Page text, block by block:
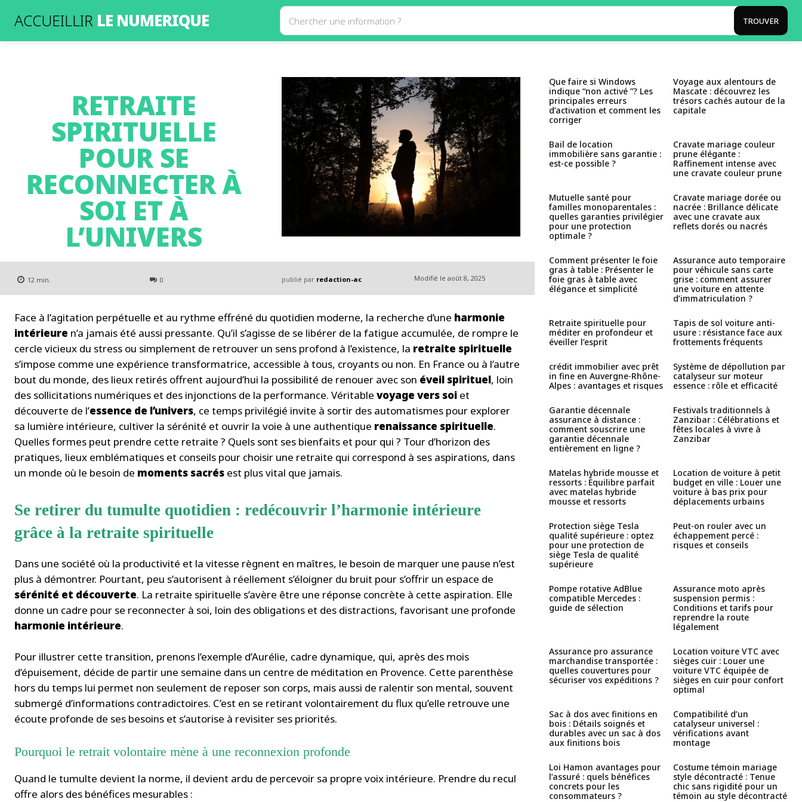
ACCUEILLIR LE NUMERIQUE Chercher une information ? TROUVER
RETRAITE
SPIRITUELLE
POUR SE
RECONNECTER À
SOI ET À
L’UNIVERS
12 min. 0 publié par redaction-ac Modifié le août 8, 2025
Face à l’agitation perpétuelle et au rythme effréné du quotidien moderne, la recherche d’une harmonie
intérieure n’a jamais été aussi pressante. Qu’il s’agisse de se libérer de la fatigue accumulée, de rompre le
cercle vicieux du stress ou simplement de retrouver un sens profond à l’existence, la retraite spirituelle
s’impose comme une expérience transformatrice, accessible à tous, croyants ou non. En France ou à l’autre
bout du monde, des lieux retirés offrent aujourd’hui la possibilité de renouer avec son éveil spirituel, loin
des sollicitations numériques et des injonctions de la performance. Véritable voyage vers soi et
découverte de l’essence de l’univers, ce temps privilégié invite à sortir des automatismes pour explorer
sa lumière intérieure, cultiver la sérénité et ouvrir la voie à une authentique renaissance spirituelle.
Quelles formes peut prendre cette retraite ? Quels sont ses bienfaits et pour qui ? Tour d’horizon des
pratiques, lieux emblématiques et conseils pour choisir une retraite qui correspond à ses aspirations, dans
un monde où le besoin de moments sacrés est plus vital que jamais.
Se retirer du tumulte quotidien : redécouvrir l’harmonie intérieure
grâce à la retraite spirituelle
Dans une société où la productivité et la vitesse règnent en maîtres, le besoin de marquer une pause n’est
plus à démontrer. Pourtant, peu s’autorisent à réellement s’éloigner du bruit pour s’offrir un espace de
sérénité et découverte. La retraite spirituelle s’avère être une réponse concrète à cette aspiration. Elle
donne un cadre pour se reconnecter à soi, loin des obligations et des distractions, favorisant une profonde
harmonie intérieure.
Pour illustrer cette transition, prenons l’exemple d’Aurélie, cadre dynamique, qui, après des mois
d’épuisement, décide de partir une semaine dans un centre de méditation en Provence. Cette parenthèse
hors du temps lui permet non seulement de reposer son corps, mais aussi de ralentir son mental, souvent
submergé d’informations contradictoires. C’est en se retirant volontairement du flux qu’elle retrouve une
écoute profonde de ses besoins et s’autorise à revisiter ses priorités.
Pourquoi le retrait volontaire mène à une reconnexion profonde
Quand le tumulte devient la norme, il devient ardu de percevoir sa propre voix intérieure. Prendre du recul
offre alors des bénéfices mesurables :
Que faire si Windows
indique “non activé ”? Les
principales erreurs
d’activation et comment les
corriger
Voyage aux alentours de
Mascate : découvrez les
trésors cachés autour de la
capitale
Bail de location
immobilière sans garantie :
est-ce possible ?
Cravate mariage couleur
prune élégante :
Raffinement intense avec
une cravate couleur prune
Mutuelle santé pour
familles monoparentales :
quelles garanties privilégier
pour une protection
optimale ?
Cravate mariage dorée ou
nacrée : Brillance délicate
avec une cravate aux
reflets dorés ou nacrés
Comment présenter le foie
gras à table : Présenter le
foie gras à table avec
élégance et simplicité
Assurance auto temporaire
pour véhicule sans carte
grise : comment assurer
une voiture en attente
d’immatriculation ?
Retraite spirituelle pour
méditer en profondeur et
éveiller l’esprit
Tapis de sol voiture anti-
usure : résistance face aux
frottements fréquents
crédit immobilier avec prêt
in fine en Auvergne-Rhône-
Alpes : avantages et risques
Système de dépollution par
catalyseur sur moteur
essence : rôle et efficacité
Garantie décennale
assurance à distance :
comment souscrire une
garantie décennale
entièrement en ligne ?
Festivals traditionnels à
Zanzibar : Célébrations et
fêtes locales à vivre à
Zanzibar
Matelas hybride mousse et
ressorts : Équilibre parfait
avec matelas hybride
mousse et ressorts
Location de voiture à petit
budget en ville : Louer une
voiture à bas prix pour
déplacements urbains
Protection siège Tesla
qualité supérieure : optez
pour une protection de
siège Tesla de qualité
supérieure
Peut-on rouler avec un
échappement percé :
risques et conseils
Pompe rotative AdBlue
compatible Mercedes :
guide de sélection
Assurance moto après
suspension permis :
Conditions et tarifs pour
reprendre la route
légalement
Assurance pro assurance
marchandise transportée :
quelles couvertures pour
sécuriser vos expéditions ?
Location voiture VTC avec
sièges cuir : Louer une
voiture VTC équipée de
sièges en cuir pour confort
optimal
Sac à dos avec finitions en
bois : Détails soignés et
durables avec un sac à dos
aux finitions bois
Compatibilité d’un
catalyseur universel :
vérifications avant
montage
Loi Hamon avantages pour
l’assuré : quels bénéfices
concrets pour les
consommateurs ?
Costume témoin mariage
style décontracté : Tenue
chic sans rigidité pour un
témoin au style décontracté